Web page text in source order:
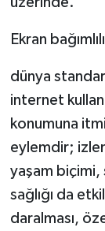
Ekran
dünya
internet
konumuna
eylemdir;
yaşam biçimi,
sağlığı da
daralması,